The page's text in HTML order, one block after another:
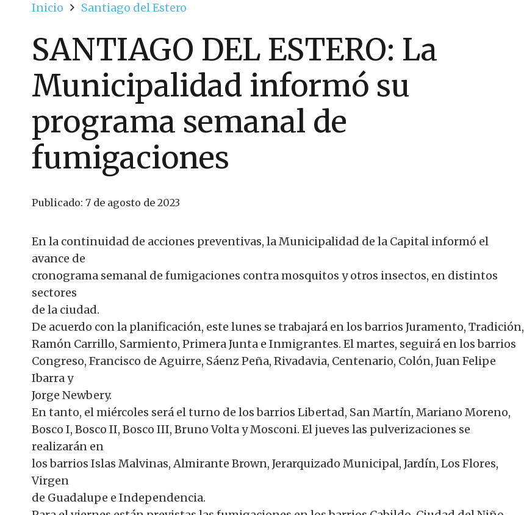
Inicio Santiago del Estero
SANTIAGO DEL ESTERO: La
Municipalidad informó su
programa semanal de
fumigaciones
Publicado: 7 de agosto de 2023
En la continuidad de acciones preventivas, la Municipalidad de la Capital informó el
avance de
cronograma semanal de fumigaciones contra mosquitos y otros insectos, en distintos
sectores
de la ciudad.
De acuerdo con la planificación, este lunes se trabajará en los barrios Juramento, Tradición,
Ramón Carrillo, Sarmiento, Primera Junta e Inmigrantes. El martes, seguirá en los barrios
Congreso, Francisco de Aguirre, Sáenz Peña, Rivadavia, Centenario, Colón, Juan Felipe
Ibarra y
Jorge Newbery.
En tanto, el miércoles será el turno de los barrios Libertad, San Martín, Mariano Moreno,
Bosco I, Bosco II, Bosco III, Bruno Volta y Mosconi. El jueves las pulverizaciones se
realizarán en
los barrios Islas Malvinas, Almirante Brown, Jerarquizado Municipal, Jardín, Los Flores,
Virgen
de Guadalupe e Independencia.